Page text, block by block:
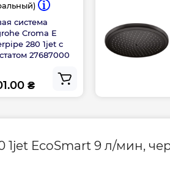
система
Croma E
280 1jet с
27687000
₴
EcoSmart 9 л/мин,